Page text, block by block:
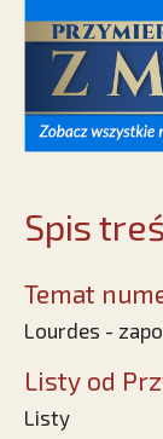
Spis
Temat
Lourdes -
Listy od
Listy